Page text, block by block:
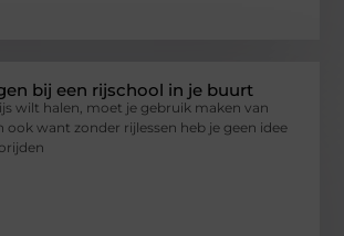
bij een rijschool in je buurt
wilt halen, moet je gebruik maken van
ook want zonder rijlessen heb je geen idee